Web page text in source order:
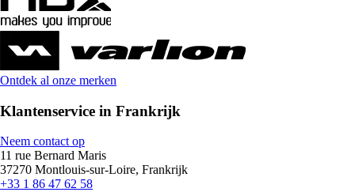
Ontdek al onze merken
Klantenservice in Frankrijk
Neem contact op
11 rue Bernard Maris
37270 Montlouis-sur-Loire, Frankrijk
+33 1 86 47 62 58